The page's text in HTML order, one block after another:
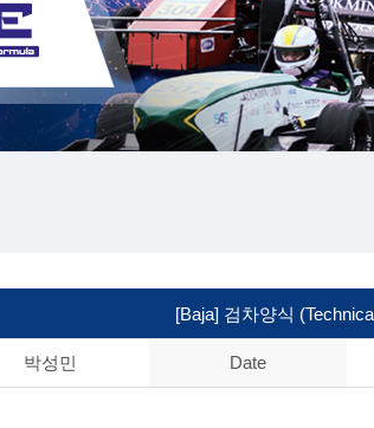
참가신청
시상내역
참가팀 엔트리
후원 현황
[Baja] 검차양식
박성민 Date